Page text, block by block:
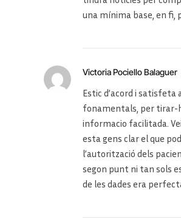
una mínima base, en fi,
Victoria Pociello Balaguer
Estic d’acord i satisfeta
fonamentals, per tirar-
informacio facilitada.
esta gens clar el que
l’autorització dels
segon punt ni tan sols
de les dades era